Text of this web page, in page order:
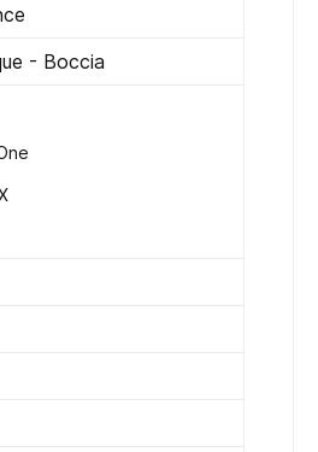
- Boccia